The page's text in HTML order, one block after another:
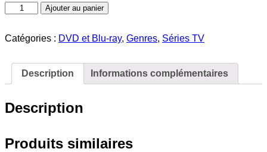
quantité
de
:
[DVD]
Ajouter au panier
Catégories : DVD et Blu-ray, Genres, Séries TV
Description Informations complémentaires
Description
Produits similaires